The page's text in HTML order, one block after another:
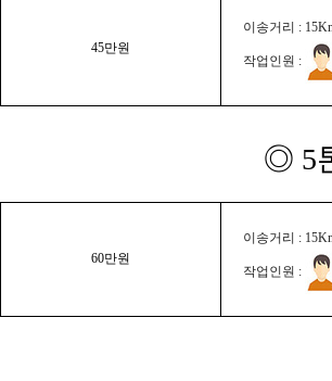
45만원
이송거리 :
작업인원 :
◎ 5
60만원
이송거리 :
작업인원 :